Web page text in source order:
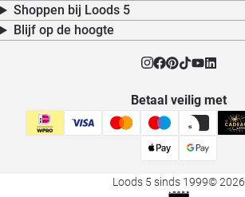
Shoppen bij Loods 5
Blijf op de hoogte
Betaal veilig met
Loods 5 sinds 1999© 2026